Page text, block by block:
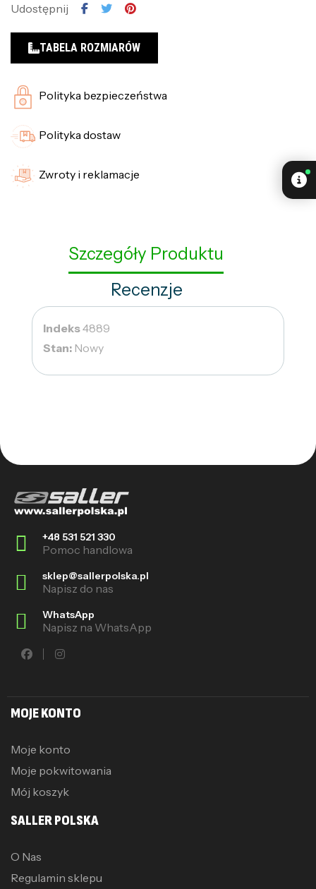
Udostępnij
TABELA ROZMIARÓW
Polityka bezpieczeństwa
Polityka dostaw
Zwroty i reklamacje
Szczegóły Produktu
Recenzje
Indeks4889
Stan: Nowy
+48 531 521 330
Pomoc handlowa
sklep@sallerpolska.pl
Napisz do nas
WhatsApp
Napisz na WhatsApp
MOJE KONTO
Moje konto
Moje pokwitowania
Mój koszyk
SALLER POLSKA
O Nas
Regulamin sklepu